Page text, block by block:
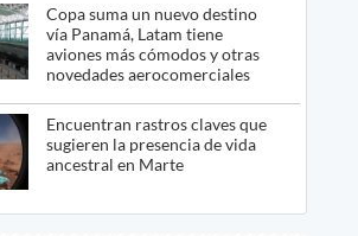
Copa suma un nuevo destino
vía Panamá, Latam tiene
aviones más cómodos y otras
novedades aerocomerciales
Encuentran rastros claves que
sugieren la presencia de vida
ancestral en Marte